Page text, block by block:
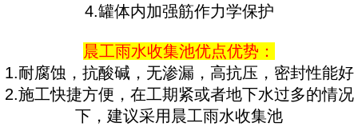
4.罐体内加强筋作力学保护
晨工雨水收集池优点优势：
1.耐腐蚀，抗酸碱，无渗漏，高抗压，密封性能好
2.施工快捷方便，在工期紧或者地下水过多的情况
下，建议采用晨工雨水收集池